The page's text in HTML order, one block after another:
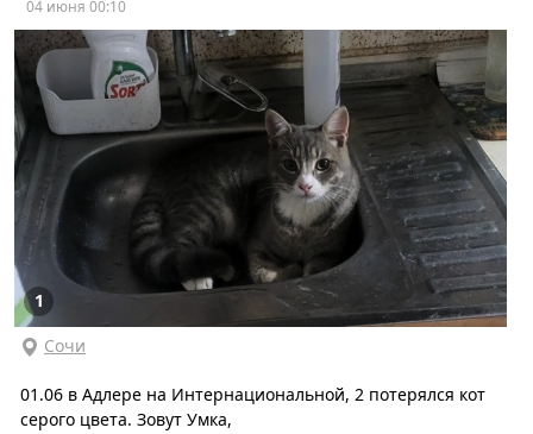
04 июня 00:10
1
Сочи
01.06 в Адлере на Интернациональной, 2 потерялся кот
серого цвета. Зовут Умка,